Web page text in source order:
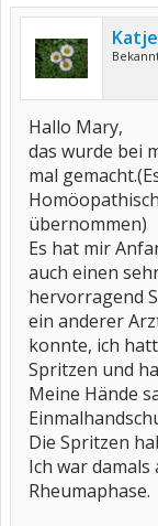
Hallo Mary,
das wurde bei
mal
übernommen)
Es hat mir
auch einen
hervorragend
ein anderer
konnte, ich
Spritzen und
Meine Hände
Die Spritzen
Ich war
Rheumaphase.